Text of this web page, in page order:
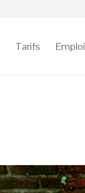
Tarifs Emploi